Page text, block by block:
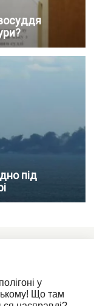
під